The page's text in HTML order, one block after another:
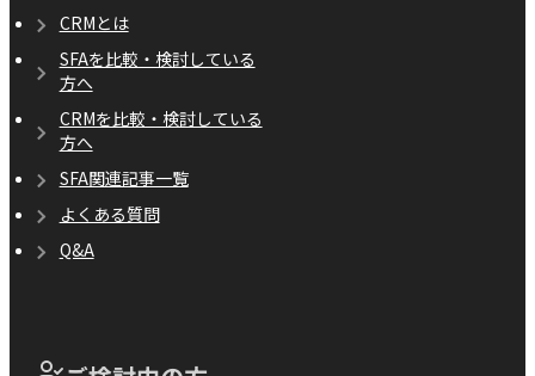
CRMとは
SFAを比較・検討している
方へ
CRMを比較・検討している
方へ
SFA関連記事一覧
よくある質問
Q&A